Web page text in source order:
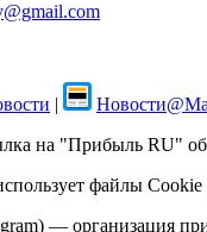
|
на "Прибыль RU"
файлы Cookie
— организация